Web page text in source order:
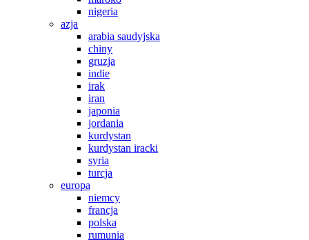
nigeria
azja
arabia saudyjska
chiny
gruzja
indie
irak
iran
japonia
jordania
kurdystan
kurdystan iracki
syria
turcja
europa
niemcy
francja
polska
rumunia